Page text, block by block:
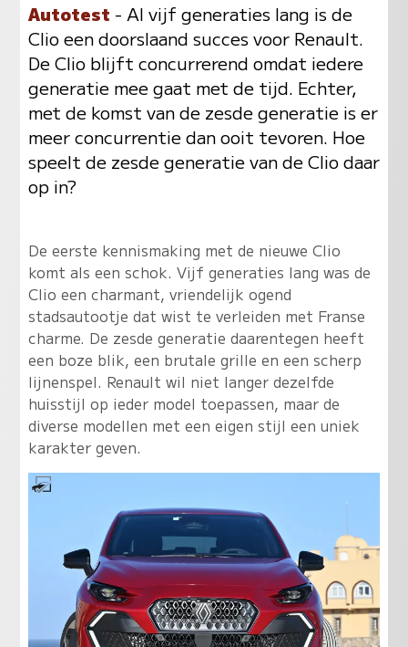
Autotest - Al vijf generaties lang is de
Clio een doorslaand succes voor Renault.
De Clio blijft concurrerend omdat iedere
generatie mee gaat met de tijd. Echter,
met de komst van de zesde generatie is er
meer concurrentie dan ooit tevoren. Hoe
speelt de zesde generatie van de Clio daar
op in?
De eerste kennismaking met de nieuwe Clio
komt als een schok. Vijf generaties lang was de
Clio een charmant, vriendelijk ogend
stadsautootje dat wist te verleiden met Franse
charme. De zesde generatie daarentegen heeft
een boze blik, een brutale grille en een scherp
lijnenspel. Renault wil niet langer dezelfde
huisstijl op ieder model toepassen, maar de
diverse modellen met een eigen stijl een uniek
karakter geven.